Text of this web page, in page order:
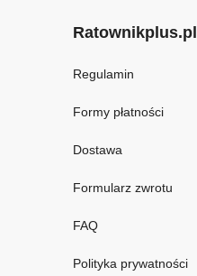
Ratownikplus.pl
Regulamin
Formy płatności
Dostawa
Formularz zwrotu
FAQ
Polityka prywatności